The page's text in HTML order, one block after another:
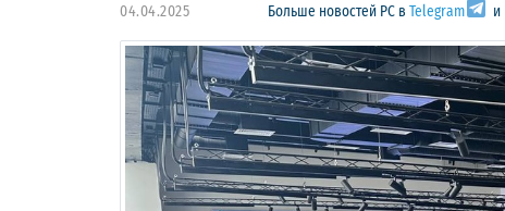
04.04.2025 Больше новостей РС вTelegram